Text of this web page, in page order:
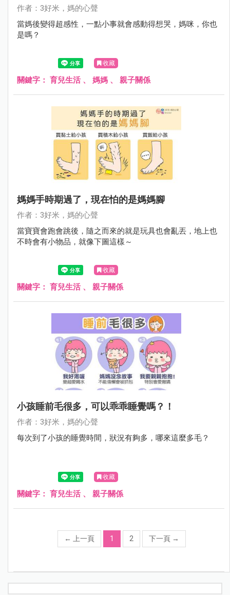
作者：3好米，媽的心聲
當媽後變得超感性，一點小事就會感動得想哭，媽咪，你也
是嗎？
收藏
關鍵字： 育兒生活、 媽媽 、 親子關係
媽媽手時期過了，現在怕的是媽媽腳
作者：3好米，媽的心聲
當寶寶會跑會跳後，隨之而來的就是玩具也會亂丟，地上也
不時會有小物品，就像下圖這樣～
收藏
關鍵字： 育兒生活、 親子關係
小孩睡前毛很多，可以乖乖睡覺嗎？！
作者：3好米，媽的心聲
每次到了小孩的睡覺時間，狀況有夠多，哪來這麼多毛？
收藏
關鍵字： 育兒生活、 親子關係
← 上一頁 1 2 下一頁 →